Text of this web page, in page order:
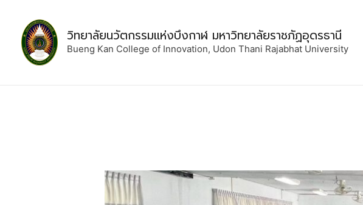
วิทยาลัยนวัตกรรมแห่งบึงกาฬ มหาวิทยาลัยราชภัฏอุดรธานี
Bueng Kan College of Innovation, Udon Thani Rajabhat University